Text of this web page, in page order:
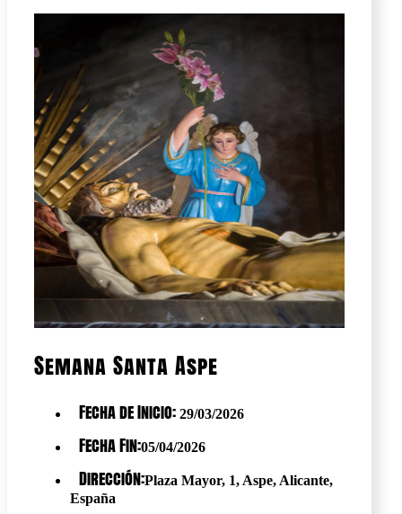
Semana Santa Aspe
Fecha de Inicio: 29/03/2026
Fecha Fin:05/04/2026
Dirección:Plaza Mayor, 1, Aspe, Alicante,
España